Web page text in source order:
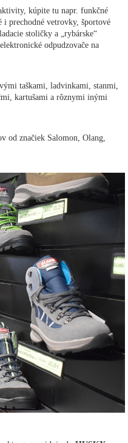
kúpite tu napr. funkčné
prechodné vetrovky, športové
stoličky a „rybárske“
odpudzovače na
taškami, ladvinkami, stanmi,
kartušami a rôznymi inými
od značiek Salomon, Olang,